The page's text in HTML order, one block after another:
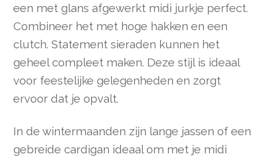
een met glans afgewerkt midi jurkje perfect.
Combineer het met hoge hakken en een
clutch. Statement sieraden kunnen het
geheel compleet maken. Deze stijl is ideaal
voor feestelijke gelegenheden en zorgt
ervoor dat je opvalt.
In de wintermaanden zijn lange jassen of een
gebreide cardigan ideaal om met je midi